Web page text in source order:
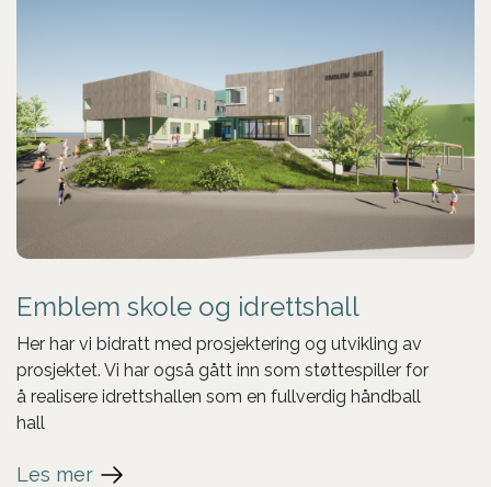
Emblem skole og idrettshall
Her har vi bidratt med prosjektering og utvikling av
prosjektet. Vi har også gått inn som støttespiller for
å realisere idrettshallen som en fullverdig håndball
hall
Les mer